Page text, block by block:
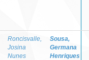
Roncisvalle,
Josina
Nunes
Sousa,
Germana
Henriques